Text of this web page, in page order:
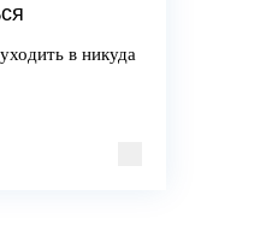
в никуда